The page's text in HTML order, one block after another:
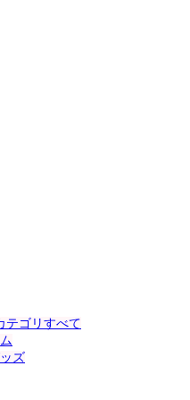
テゴリすべて
ズ